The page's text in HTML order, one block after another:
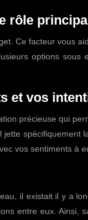
rôle
Ce facteur vous
options sous
et vos
précieuse qui
vos sentiments à
il existait il y a
entre eux. Ainsi,